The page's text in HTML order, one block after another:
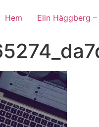
Hem Elin Häggberg –